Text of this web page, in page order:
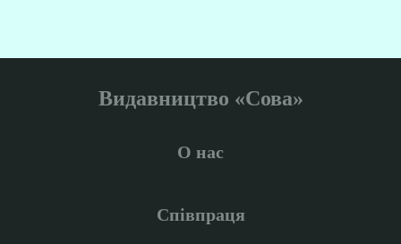
Видавництво «Сова»
О нас
Співпраця